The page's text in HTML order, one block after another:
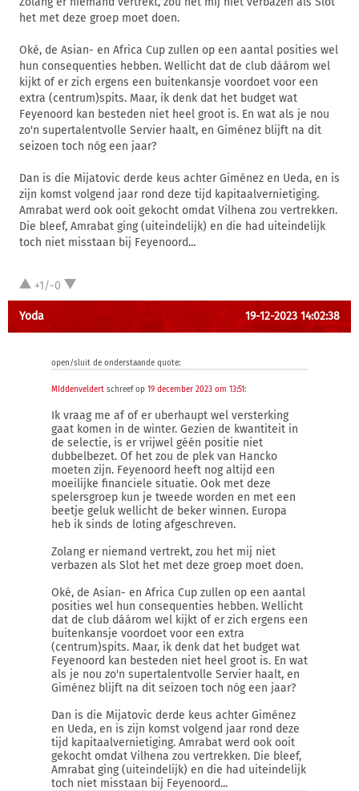
het met deze groep moet doen.
Oké, de Asian- en Africa Cup zullen op een aantal posities wel
hun consequenties hebben. Wellicht dat de club dáárom wel
kijkt of er zich ergens een buitenkansje voordoet voor een
extra (centrum)spits. Maar, ik denk dat het budget wat
Feyenoord kan besteden niet heel groot is. En wat als je nou
zo'n supertalentvolle Servier haalt, en Giménez blijft na dit
seizoen toch nóg een jaar?
Dan is die Mijatovic derde keus achter Giménez en Ueda, en is
zijn komst volgend jaar rond deze tijd kapitaalvernietiging.
Amrabat werd ook ooit gekocht omdat Vilhena zou vertrekken.
Die bleef, Amrabat ging (uiteindelijk) en die had uiteindelijk
toch niet misstaan bij Feyenoord...
+1/-0
Yoda 19-12-2023 14:02:38
open/sluit de onderstaande quote:
MIddenveldert schreef op 19 december 2023 om 13:51:
Ik vraag me af of er uberhaupt wel versterking
gaat komen in de winter. Gezien de kwantiteit in
de selectie, is er vrijwel géén positie niet
dubbelbezet. Of het zou de plek van Hancko
moeten zijn. Feyenoord heeft nog altijd een
moeilijke financiele situatie. Ook met deze
spelersgroep kun je tweede worden en met een
beetje geluk wellicht de beker winnen. Europa
heb ik sinds de loting afgeschreven.
Zolang er niemand vertrekt, zou het mij niet
verbazen als Slot het met deze groep moet doen.
Oké, de Asian- en Africa Cup zullen op een aantal
posities wel hun consequenties hebben. Wellicht
dat de club dáárom wel kijkt of er zich ergens een
buitenkansje voordoet voor een extra
(centrum)spits. Maar, ik denk dat het budget wat
Feyenoord kan besteden niet heel groot is. En wat
als je nou zo'n supertalentvolle Servier haalt, en
Giménez blijft na dit seizoen toch nóg een jaar?
Dan is die Mijatovic derde keus achter Giménez
en Ueda, en is zijn komst volgend jaar rond deze
tijd kapitaalvernietiging. Amrabat werd ook ooit
gekocht omdat Vilhena zou vertrekken. Die bleef,
Amrabat ging (uiteindelijk) en die had uiteindelijk
toch niet misstaan bij Feyenoord...